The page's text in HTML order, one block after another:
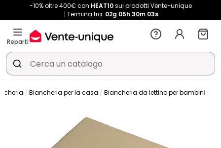
-10% oltre 400€ con HEAT10sui prodotti Vente-unique
Termina tra: 02g 05h 30m 03s
Reparti
Biancheria per la casa Biancheria da lettino per bambini